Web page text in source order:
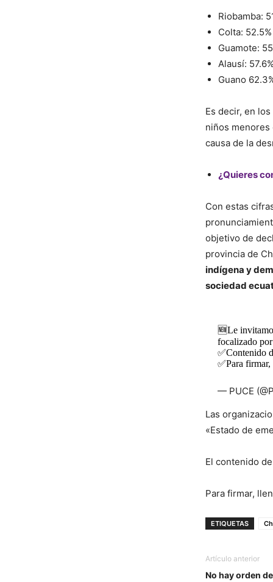
Riobamba:
Colta: 52.5%
Guamote:
Alausí:
Guano
Es decir, en
niños
causa de la
¿Quieres
Con estas
objetivo de
provincia de
indígena y
sociedad
🆕Le
focalizado
✅Contenido
✅Para
— PUCE
Las
«Estado de
El contenido
Para firmar,
ETIQUETAS
Artículo anterior
No hay orden